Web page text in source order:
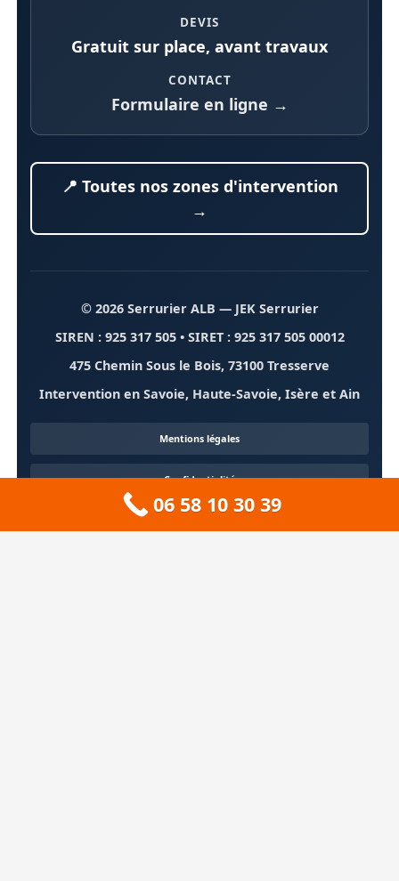
DEVIS
Gratuit sur place, avant travaux
CONTACT
Formulaire en ligne →
📍 Toutes nos zones d'intervention
→
© 2026 Serrurier ALB — JEK Serrurier
SIREN : 925 317 505 • SIRET : 925 317 505 00012
475 Chemin Sous le Bois, 73100 Tresserve
Intervention en Savoie, Haute-Savoie, Isère et Ain
Mentions légales
Confidentialité
06 58 10 30 39